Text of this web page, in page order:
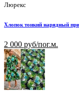
Люрекс
Хлопок тонкий нарядный
2 000 руб/пог.м.